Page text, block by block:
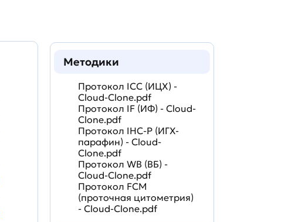
Методики
Протокол ICC (ИЦХ) -
Cloud-Clone.pdf
Протокол IF (ИФ) - Cloud-
Clone.pdf
Протокол IHC-P (ИГХ-
парафин) - Cloud-
Clone.pdf
Протокол WB (ВБ) -
Cloud-Clone.pdf
Протокол FCM
(проточная цитометрия)
- Cloud-Clone.pdf